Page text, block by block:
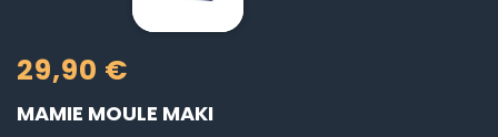
29,90 €
MAMIE MOULE MAKI